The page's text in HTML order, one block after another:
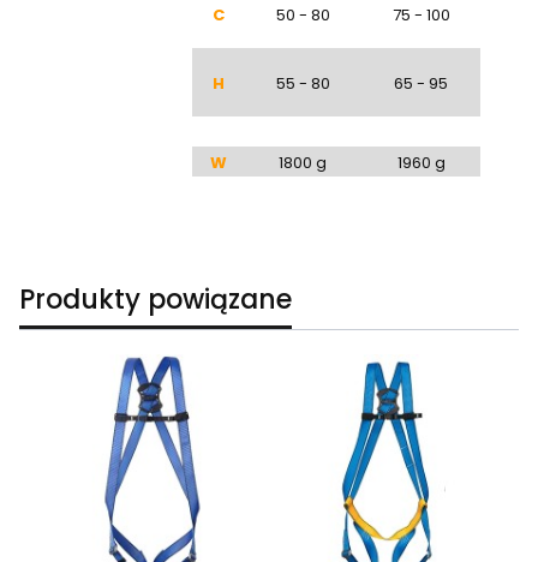
C 50 - 80 75 - 100
H 55 - 80 65 - 95
W 1800 g 1960 g
Produkty powiązane